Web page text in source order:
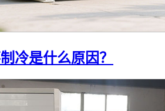
冷是什么原因？